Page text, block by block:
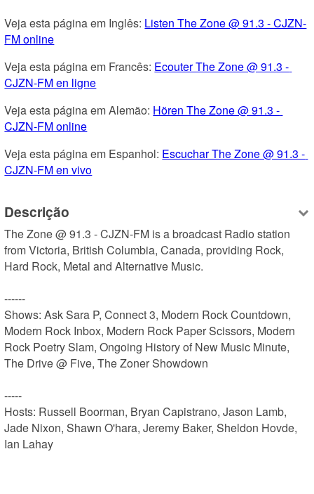
Veja esta página em Inglês: Listen The Zone @ 91.3 - CJZN-
FM online
Veja esta página em Francês: Ecouter The Zone @ 91.3 -
CJZN-FM en ligne
Veja esta página em Alemão: Hören The Zone @ 91.3 -
CJZN-FM online
Veja esta página em Espanhol: Escuchar The Zone @ 91.3 -
CJZN-FM en vivo
Descrição
The Zone @ 91.3 - CJZN-FM is a broadcast Radio station
from Victoria, British Columbia, Canada, providing Rock,
Hard Rock, Metal and Alternative Music.
------
Shows: Ask Sara P, Connect 3, Modern Rock Countdown,
Modern Rock Inbox, Modern Rock Paper Scissors, Modern
Rock Poetry Slam, Ongoing History of New Music Minute,
The Drive @ Five, The Zoner Showdown
-----
Hosts: Russell Boorman, Bryan Capistrano, Jason Lamb,
Jade Nixon, Shawn O'hara, Jeremy Baker, Sheldon Hovde,
Ian Lahay